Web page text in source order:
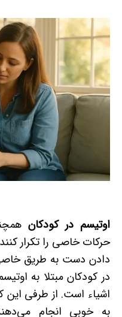
اوتیسم در کودکان
حرکات خاصی را تکرار
دادن دست به طریق خاصی
در کودکان مبتلا به
اشیاء است. از طرفی این
به‌ خوبی انجام